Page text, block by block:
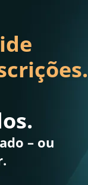
– ou